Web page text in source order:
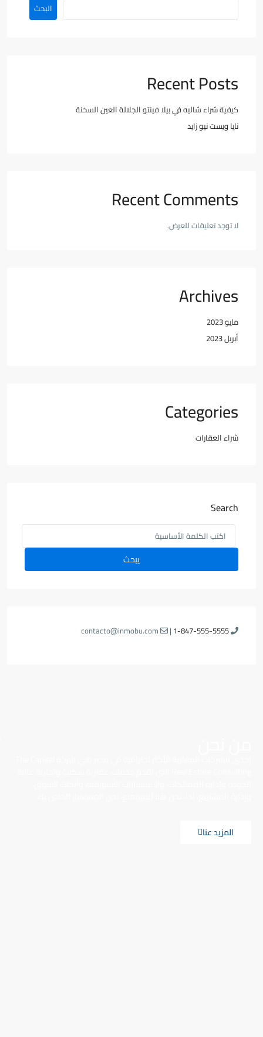
البحث
Recent Posts
كيفية شراء شاليه في بيلا فينتو الجلالة العين السخنة
نايا ويست نيو زايد
Recent Comments
لا توجد تعليقات للعرض.
Archives
مايو 2023
أبريل 2023
Categories
شراء العقارات
Search
يبحث
1-847-555-5555
|
المزيد عنا